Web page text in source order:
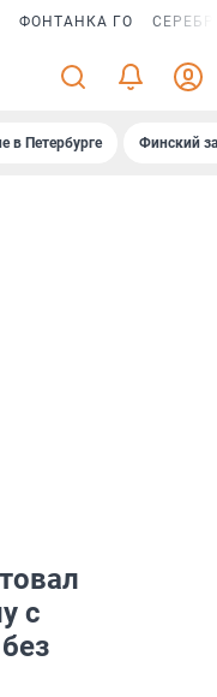
ФОНТАНКА ГО
в Петербурге Финский
с